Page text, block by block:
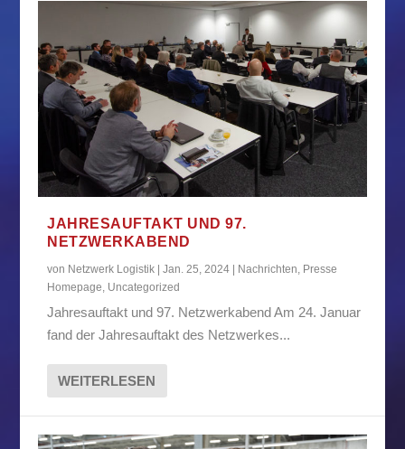
JAHRESAUFTAKT UND 97.
NETZWERKABEND
von Netzwerk Logistik |Jan. 25, 2024 Nachrichten, Presse
Homepage, Uncategorized
Jahresauftakt und 97. Netzwerkabend Am 24. Januar
fand der Jahresauftakt des Netzwerkes...
WEITERLESEN